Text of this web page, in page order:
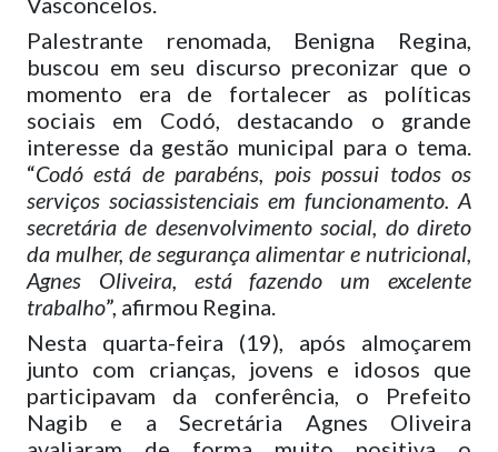
Palestrante renomada, Benigna Regina,
buscou em seu discurso preconizar que o
momento era de fortalecer as políticas
sociais em Codó, destacando o grande
interesse da gestão municipal para o tema.
“Codó está de parabéns, pois possui todos os
serviços sociassistenciais em funcionamento. A
secretária de desenvolvimento social, do direto
da mulher, de segurança alimentar e nutricional,
Agnes Oliveira, está fazendo um excelente
trabalho”, afirmou Regina.
Nesta quarta-feira (19), após almoçarem
junto com crianças, jovens e idosos que
participavam da conferência, o Prefeito
Nagib e a Secretária Agnes Oliveira